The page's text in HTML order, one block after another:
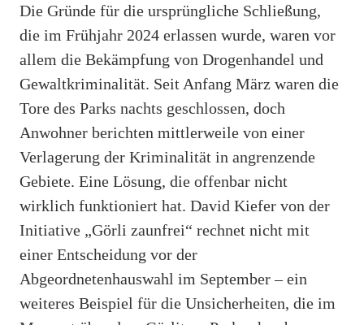
Die Gründe für die ursprüngliche Schließung,
die im Frühjahr 2024 erlassen wurde, waren vor
allem die Bekämpfung von Drogenhandel und
Gewaltkriminalität. Seit Anfang März waren die
Tore des Parks nachts geschlossen, doch
Anwohner berichten mittlerweile von einer
Verlagerung der Kriminalität in angrenzende
Gebiete. Eine Lösung, die offenbar nicht
wirklich funktioniert hat. David Kiefer von der
Initiative „Görli zaunfrei“ rechnet nicht mit
einer Entscheidung vor der
Abgeordnetenhauswahl im September – ein
weiteres Beispiel für die Unsicherheiten, die im